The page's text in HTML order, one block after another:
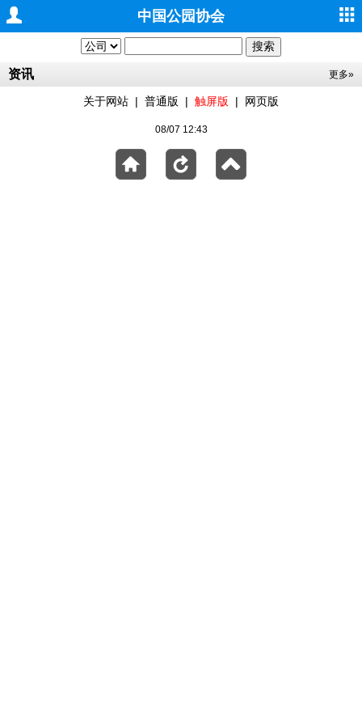
中国公园协会
更多»
资讯
关于网站 | 普通版 | 触屏版 | 网页版
08/07 12:43